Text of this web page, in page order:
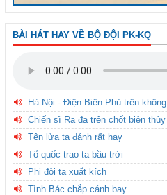
BÀI HÁT HAY VỀ BỘ ĐỘI PK-KQ
Hà Nội - Điện Biên Phủ trên không
Chiến sĩ Ra đa trên chốt biên thùy
Tên lửa ta đánh rất hay
Tổ quốc trao ta bầu trời
Phi đội ta xuất kích
Tình Bác chắp cánh bay